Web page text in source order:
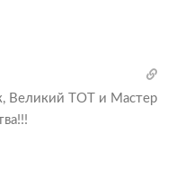
Великий ТОТ и Мастер